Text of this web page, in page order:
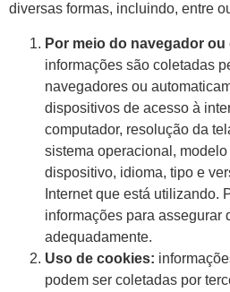
diversas formas, incluindo, entre
Por meio do navegador
informações são coletadas
navegadores ou
dispositivos de acesso à
computador, resolução da
sistema operacional,
dispositivo, idioma, tipo e
Internet que está utilizando.
informações para assegurar
adequadamente.
Uso de cookies:
podem ser coletadas por